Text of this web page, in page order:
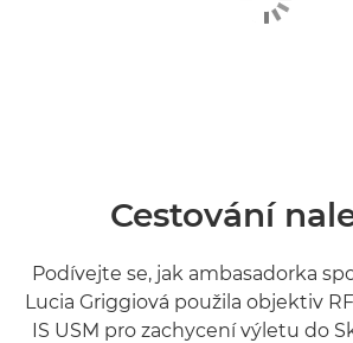
Cestování
Podívejte se, jak ambasadorka
Lucia Griggiová použila objektiv
IS USM pro zachycení výletu do